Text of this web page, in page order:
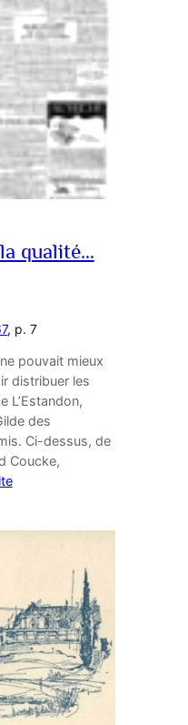
qualité…
, p. 7
pouvait mieux
distribuer les
L’Estandon,
des
Ci-dessus, de
Coucke,